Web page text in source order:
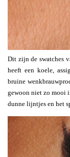
Dit zijn de swatches
heeft een koele,
bruine
gewoon niet zo mooi
dunne lijntjes en het